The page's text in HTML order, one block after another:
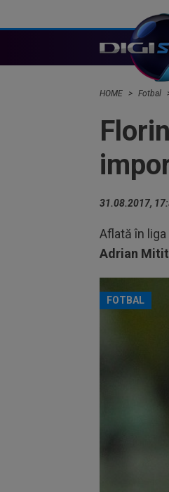
HOME Fotbal
31.08.2017,
Aflată în liga
Adrian
FOTBAL